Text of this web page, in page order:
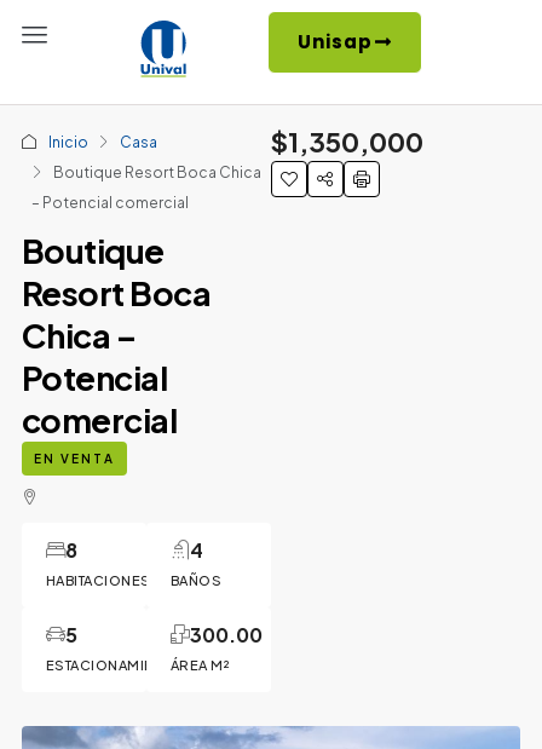
Unisap
Inicio
Casa
Boutique Resort Boca Chica
– Potencial comercial
Boutique
Resort Boca
Chica –
Potencial
comercial
EN VENTA
HABITACIONES
8
BAÑOS
4
ESTACIONAMIENTOS
5
ÁREA M²
300.00
$1,350,000